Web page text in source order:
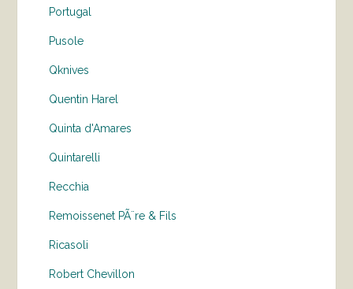
Portugal
Pusole
Qknives
Quentin Harel
Quinta d'Amares
Quintarelli
Recchia
Remoissenet PÃ¨re & Fils
Ricasoli
Robert Chevillon